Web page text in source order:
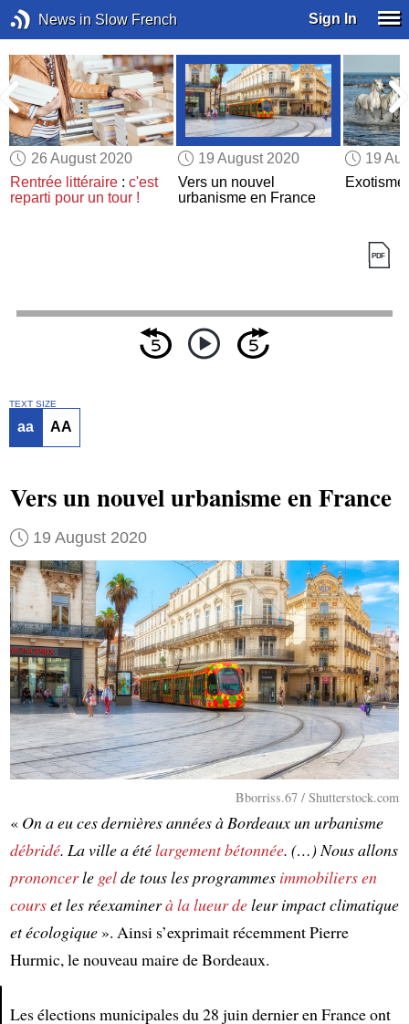
News in Slow French Sign In
26 August 2020
Rentrée littéraire :c'est
reparti pour un tour !
19 August 2020
Vers un nouvel
urbanisme en France
19
Exotisme
TEXT SIZE
aa AA
Vers un nouvel urbanisme en France
19 August 2020
Bborriss.67 / Shutterstock.com
« On a eu ces dernières années à Bordeaux un urbanisme
débridé. La ville a étélargement bétonnée. (…) Nous allons
prononcerle gelde tous les programmes immobiliersen
courset les réexaminerà la lueur deleur impact climatique
et écologique». Ainsi s’exprimait récemment Pierre
Hurmic, le nouveau maire de Bordeaux.
Les élections municipales du 28 juin dernier en France ont